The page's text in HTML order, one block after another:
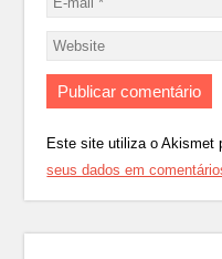
Este site utiliza o Akismet
seus dados em